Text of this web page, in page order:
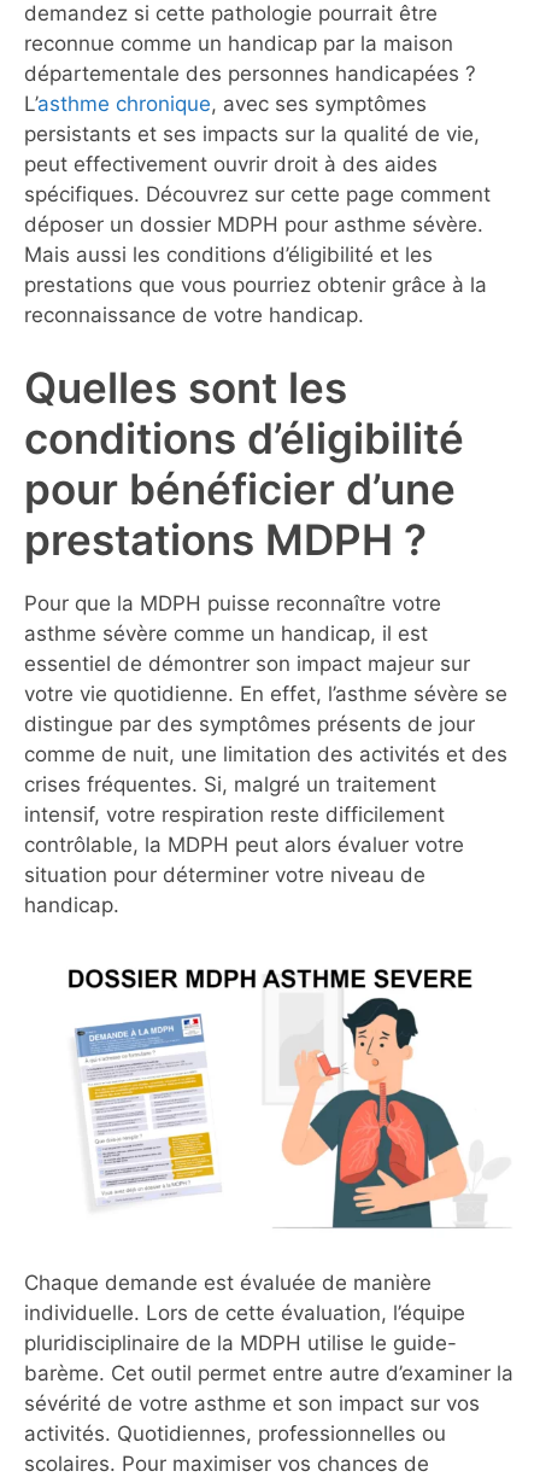
demandez si cette pathologie pourrait être
reconnue comme un handicap par la maison
départementale des personnes handicapées ?
L’asthme chronique, avec ses symptômes
persistants et ses impacts sur la qualité de vie,
peut effectivement ouvrir droit à des aides
spécifiques. Découvrez sur cette page comment
déposer un dossier MDPH pour asthme sévère.
Mais aussi les conditions d’éligibilité et les
prestations que vous pourriez obtenir grâce à la
reconnaissance de votre handicap.
Quelles sont les
conditions d’éligibilité
pour bénéficier d’une
prestations MDPH ?
Pour que la MDPH puisse reconnaître votre
asthme sévère comme un handicap, il est
essentiel de démontrer son impact majeur sur
votre vie quotidienne. En effet, l’asthme sévère se
distingue par des symptômes présents de jour
comme de nuit, une limitation des activités et des
crises fréquentes. Si, malgré un traitement
intensif, votre respiration reste difficilement
contrôlable, la MDPH peut alors évaluer votre
situation pour déterminer votre niveau de
handicap.
Chaque demande est évaluée de manière
individuelle. Lors de cette évaluation, l’équipe
pluridisciplinaire de la MDPH utilise le guide-
barème. Cet outil permet entre autre d’examiner la
sévérité de votre asthme et son impact sur vos
activités. Quotidiennes, professionnelles ou
scolaires. Pour maximiser vos chances de